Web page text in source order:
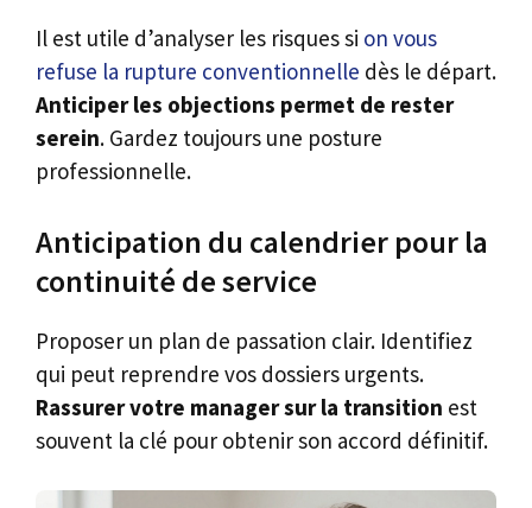
Il est utile d’analyser les risques si on vous
refuse la rupture conventionnelle dès le départ.
Anticiper les objections permet de rester
serein. Gardez toujours une posture
professionnelle.
Anticipation du calendrier pour la
continuité de service
Proposer un plan de passation clair. Identifiez
qui peut reprendre vos dossiers urgents.
Rassurer votre manager sur la transition est
souvent la clé pour obtenir son accord définitif.